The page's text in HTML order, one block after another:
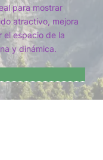
para mostrar
atractivo, mejora
el espacio de la
y dinámica.